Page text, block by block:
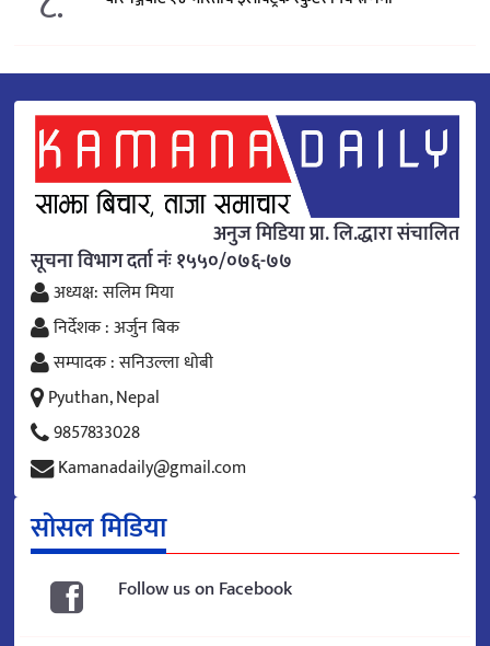
अनुज मिडिया प्रा. लि.द्धारा संचालित
सूचना विभाग दर्ता नंः १५५०/०७६-७७
अध्यक्ष: सलिम मिया
निर्देशक : अर्जुन बिक
सम्पादक : सनिउल्ला धोबी
Pyuthan, Nepal
9857833028
Kamanadaily@gmail.com
सोसल मिडिया
Follow us on Facebook